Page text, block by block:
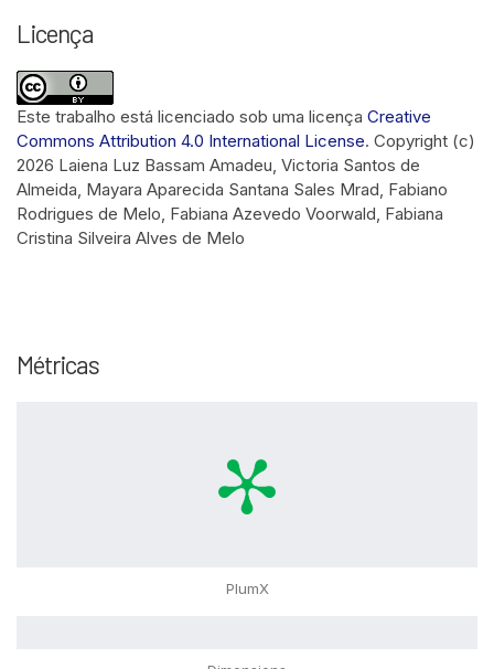
Licença
Este trabalho está licenciado sob uma licença Creative
Commons Attribution 4.0 International License. Copyright (c)
2026 Laiena Luz Bassam Amadeu, Victoria Santos de
Almeida, Mayara Aparecida Santana Sales Mrad, Fabiano
Rodrigues de Melo, Fabiana Azevedo Voorwald, Fabiana
Cristina Silveira Alves de Melo
Métricas
PlumX